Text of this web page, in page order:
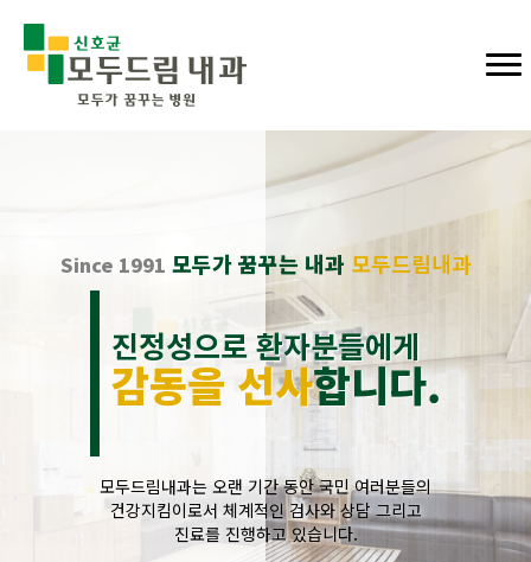
Since 1991 모두가 꿈꾸는 내과 모두드림내과
진정성으로 환자분들에게
감동을 선사합니다.
모두드림내과는 오랜 기간 동안 국민 여러분들의
건강지킴이로서 체계적인 검사와 상담 그리고
진료를 진행하고 있습니다.